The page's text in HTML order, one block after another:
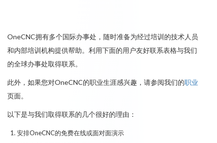
OneCNC拥有多个国际办事处，随时准备为经过培训的技术人员
和内部培训机构提供帮助。利用下面的用户友好联系表格与我们
的全球办事处取得联系。
此外，如果您对OneCNC的职业生涯感兴趣，请参阅我们的职业
页面。
以下是与我们取得联系的几个很好的理由：
安排OneCNC的免费在线或面对面演示